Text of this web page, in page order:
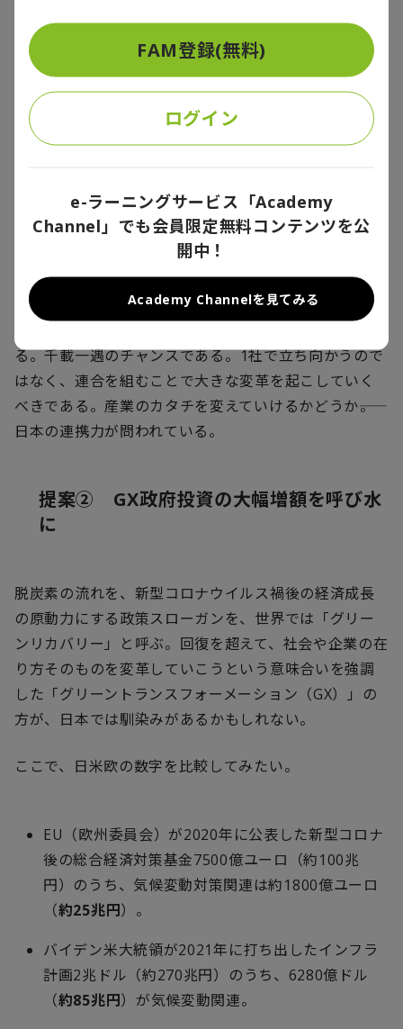
先端的イノベーション領域には各社ごと、あるいは、
新たな連携によって挑んでいくのである。
そうなってくると、ある程度（すべてではない）の生
産・製造機能が国内に回帰することも考えられる。グ
底的に磨き上げる。その次世代技術やノウハウをシス
テム、プラントごと海外に売り込み、新たな輸出産業
に育てていく。国内は「地産地消型」とし、輸送に伴
う温暖化ガスの排出を発生させない仕組みとする。
る。千載一遇のチャンスである。1社で立ち向かうので
はなく、連合を組むことで大きな変革を起こしていく
べきである。産業のカタチを変えていけるかどうか――。
日本の連携力が問われている。
提案② GX政府投資の大幅増額を呼び水
に
脱炭素の流れを、新型コロナウイルス禍後の経済成長
の原動力にする政策スローガンを、世界では「グリー
ンリカバリー」と呼ぶ。回復を超えて、社会や企業の在
り方そのものを変革していこうという意味合いを強調
した「グリーントランスフォーメーション（GX）」の
方が、日本では馴染みがあるかもしれない。
ここで、日米欧の数字を比較してみたい。
EU （欧州委員会）が2020年に公表した新型コロナ
後の総合経済対策基金7500億ユーロ（約100兆
円）のうち、気候変動対策関連は約1800億ユーロ
（約25兆円）。
バイデン米大統領が2021年に打ち出したインフラ
計画2兆ドル（約270兆円）のうち、 6280億ドル
（約85兆円）が気候変動関連。
FAM登録(無料)
ログイン
e-ラーニングサービス「Academy
Channel」でも会員限定無料コンテンツを公
開中！
Academy Channelを見てみる